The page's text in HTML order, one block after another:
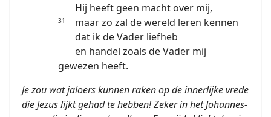
Hij heeft geen macht over mij,
31
maar zo zal de wereld leren kennen
dat ik de Vader liefheb
en handel zoals de Vader mij
gewezen heeft.
Je zou wat jaloers kunnen raken op de innerlijke vrede
die Jezus lijkt gehad te hebben! Zeker in het Johannes-